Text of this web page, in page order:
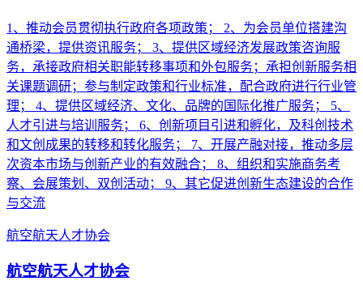
1、推动会员贯彻执行政府各项政策； 2、为会员单位搭建沟
通桥梁，提供资讯服务； 3、提供区域经济发展政策咨询服
务，承接政府相关职能转移事项和外包服务；承担创新服务相
关课题调研；参与制定政策和行业标准，配合政府进行行业管
理； 4、提供区域经济、文化、品牌的国际化推广服务； 5、
人才引进与培训服务； 6、创新项目引进和孵化，及科创技术
和文创成果的转移和转化服务； 7、开展产融对接，推动多层
次资本市场与创新产业的有效融合； 8、组织和实施商务考
察、会展策划、双创活动； 9、其它促进创新生态建设的合作
与交流
航空航天人才协会
航空航天人才协会